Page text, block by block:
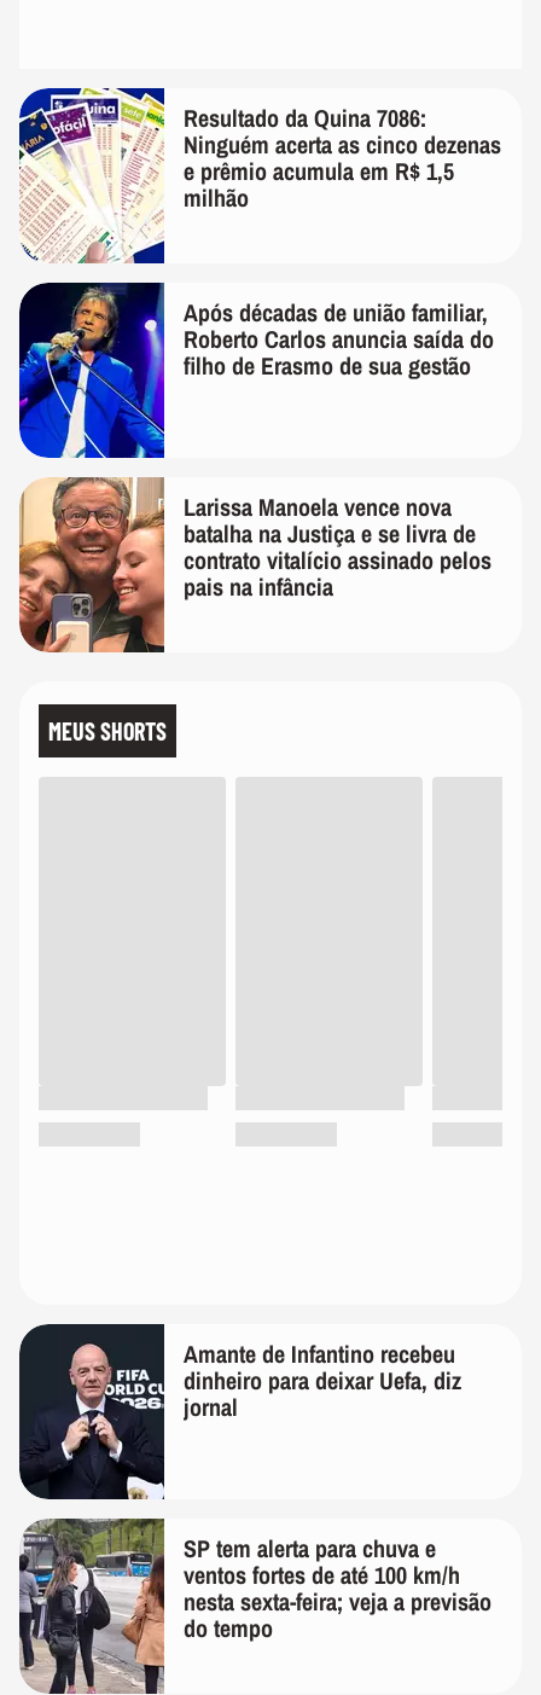
Resultado da Quina 7086:
Ninguém acerta as cinco dezenas
e prêmio acumula em R$ 1,5
milhão
Após décadas de união familiar,
Roberto Carlos anuncia saída do
filho de Erasmo de sua gestão
Larissa Manoela vence nova
batalha na Justiça e se livra de
contrato vitalício assinado pelos
pais na infância
MEUS SHORTS
Amante de Infantino recebeu
dinheiro para deixar Uefa, diz
jornal
SP tem alerta para chuva e
ventos fortes de até 100 km/h
nesta sexta-feira; veja a previsão
do tempo